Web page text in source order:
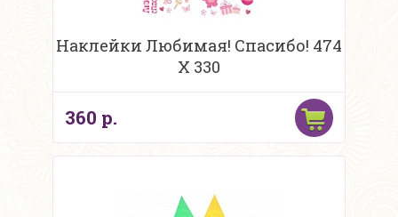
Наклейки Любимая! Спасибо! 474
Х 330
360 р.